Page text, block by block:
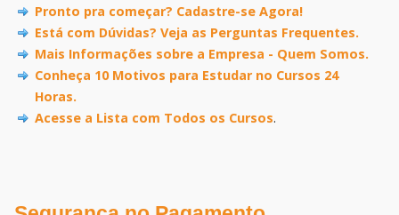
Pronto pra começar? Cadastre-se Agora!
Está com Dúvidas? Veja as Perguntas Frequentes.
Mais Informações sobre a Empresa - Quem Somos.
Conheça 10 Motivos para Estudar no Cursos 24
Horas.
Acesse a Lista com Todos os Cursos.